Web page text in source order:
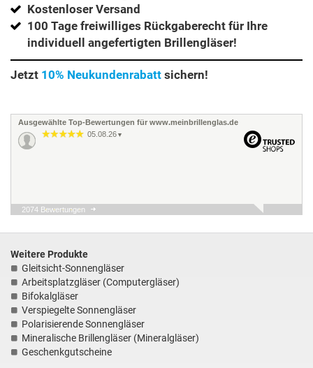
Kostenloser Versand
100 Tage freiwilliges Rückgaberecht für Ihre
individuell angefertigten Brillengläser!
Jetzt 10% Neukundenrabatt sichern!
Ausgewählte Top-Bewertungen für www.meinbrillenglas.de
05.08.26 ▼
04.08.26
und einfach! Danke gerne
Sehr positive Erfahrung.
Der Ablauf war denkbar
unkompliziert und schnell.
Die Gläser für die
Sonnenbrille entsprec…
2074 Bewertungen
Weitere Produkte
Gleitsicht-Sonnengläser
Arbeitsplatzgläser (Computergläser)
Bifokalgläser
Verspiegelte Sonnengläser
Polarisierende Sonnengläser
Mineralische Brillengläser (Mineralgläser)
Geschenkgutscheine